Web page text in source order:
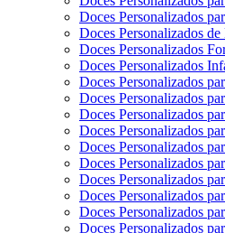
Doces Personalizados
Doces Personalizados de
Doces Personalizados
Doces Personalizados
Doces Personalizados
Doces Personalizados
Doces Personalizados
Doces Personalizados
Doces Personalizados
Doces Personalizados
Doces Personalizados
Doces Personalizados
Doces Personalizados
Doces Personalizados